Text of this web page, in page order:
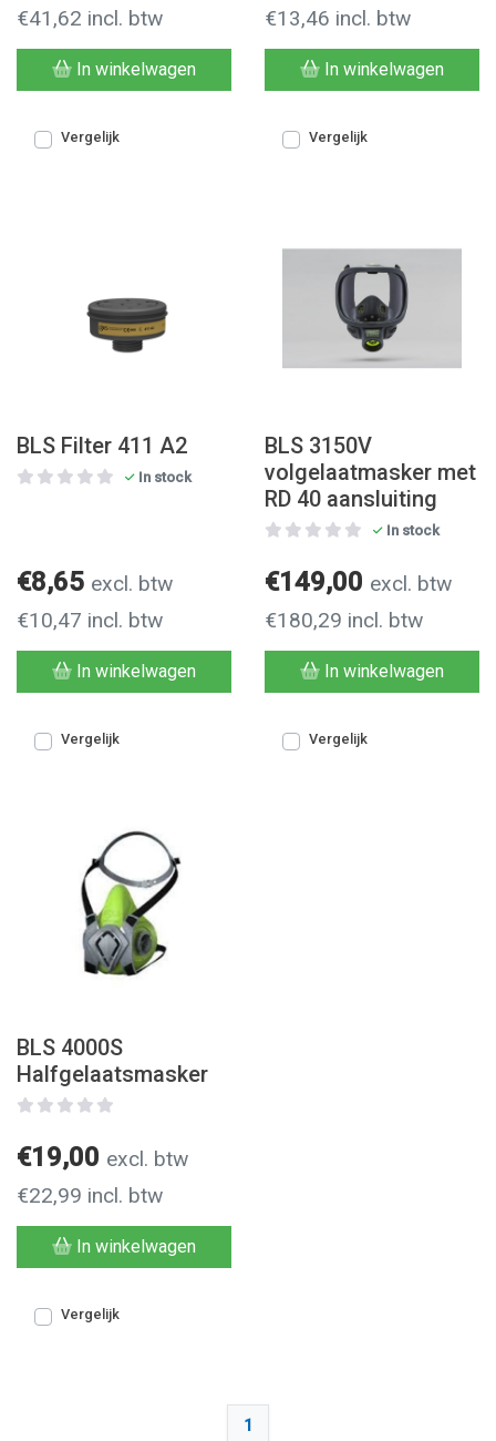
€41,62 incl. btw
In winkelwagen
Vergelijk
€13,46 incl. btw
In winkelwagen
Vergelijk
BLS Filter 411 A2
In stock
€8,65 excl. btw
€10,47 incl. btw
In winkelwagen
Vergelijk
BLS 3150V
volgelaatmasker met
RD 40 aansluiting
In stock
€149,00 excl. btw
€180,29 incl. btw
In winkelwagen
Vergelijk
BLS 4000S
Halfgelaatsmasker
€19,00 excl. btw
€22,99 incl. btw
In winkelwagen
Vergelijk
1